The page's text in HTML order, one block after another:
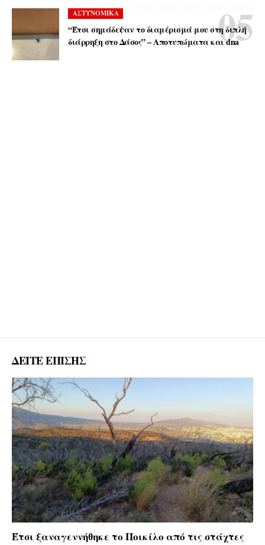
ΑΣΤΥΝΟΜΙΚΑ
“Έτσι σημάδεψαν το διαμέρισμά μου στη διπλή
διάρρηξη στο Δάσος” – Αποτυπώματα και dna
ΔΕΙΤΕ ΕΠΙΣΗΣ
Έτσι ξαναγεννήθηκε το Ποικίλο από τις στάχτες